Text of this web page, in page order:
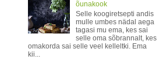
õunakook
Selle koogiretsepti andis
mulle umbes nädal aega
tagasi mu ema, kes sai
selle oma sõbrannalt, kes
omakorda sai selle veel kelleltki. Ema
kii...